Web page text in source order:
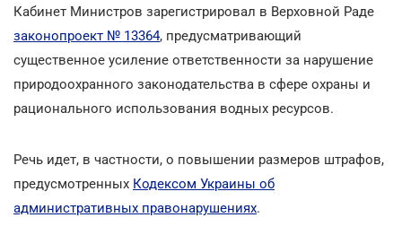
Кабинет Министров зарегистрировал в Верховной Раде
законопроект № 13364, предусматривающий
существенное усиление ответственности за нарушение
природоохранного законодательства в сфере охраны и
рационального использования водных ресурсов.
Речь идет, в частности, о повышении размеров штрафов,
предусмотренных Кодексом Украины об
административных правонарушениях.